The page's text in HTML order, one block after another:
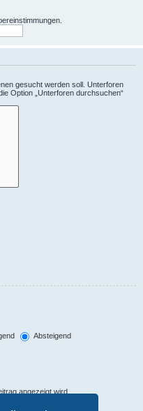
gesucht werden soll. Unterforen
Option „Unterforen durchsuchen“
Absteigend
angezeigt wird.